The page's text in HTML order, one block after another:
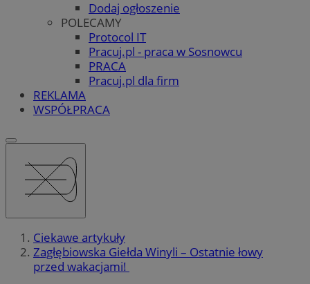
Dodaj ogłoszenie
POLECAMY
Protocol IT
Pracuj.pl - praca w Sosnowcu
PRACA
Pracuj.pl dla firm
REKLAMA
WSPÓŁPRACA
Ciekawe artykuły
Zagłębiowska Giełda Winyli – Ostatnie łowy
przed wakacjami!